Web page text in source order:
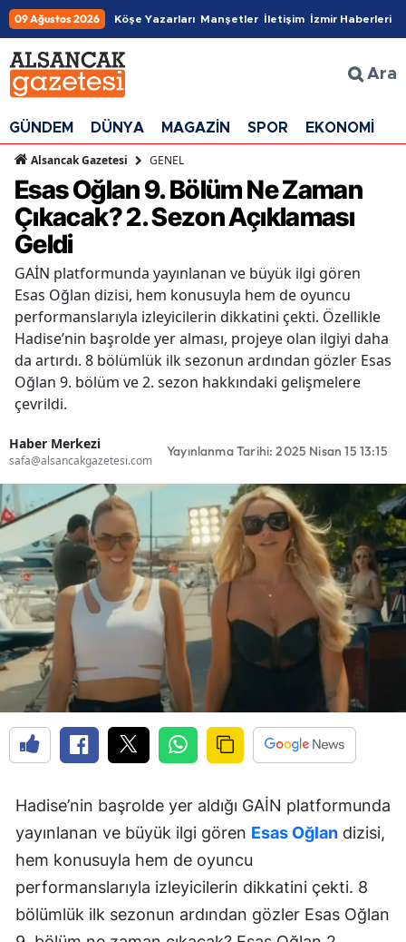
09 Ağustos 2026 Köşe Yazarları Manşetler İletişim İzmir Haberleri
Ara
GÜNDEM DÜNYA MAGAZİN SPOR EKONOMİ
Alsancak Gazetesi GENEL
Esas Oğlan 9. Bölüm Ne Zaman
Çıkacak? 2. Sezon Açıklaması
Geldi
GAİN platformunda yayınlanan ve büyük ilgi gören
Esas Oğlan dizisi, hem konusuyla hem de oyuncu
performanslarıyla izleyicilerin dikkatini çekti. Özellikle
Hadise’nin başrolde yer alması, projeye olan ilgiyi daha
da artırdı. 8 bölümlük ilk sezonun ardından gözler Esas
Oğlan 9. bölüm ve 2. sezon hakkındaki gelişmelere
çevrildi.
Haber Merkezi
safa@alsancakgazetesi.com
Yayınlanma Tarihi: 2025 Nisan 15 13:15
Hadise’nin başrolde yer aldığı GAİN platformunda
yayınlanan ve büyük ilgi gören Esas Oğlan dizisi,
hem konusuyla hem de oyuncu
performanslarıyla izleyicilerin dikkatini çekti. 8
bölümlük ilk sezonun ardından gözler Esas Oğlan